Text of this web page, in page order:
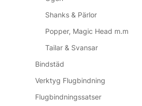
Shanks & Pärlor
Popper, Magic Head m.m
Tailar & Svansar
Bindstäd
Verktyg Flugbindning
Flugbindningssatser